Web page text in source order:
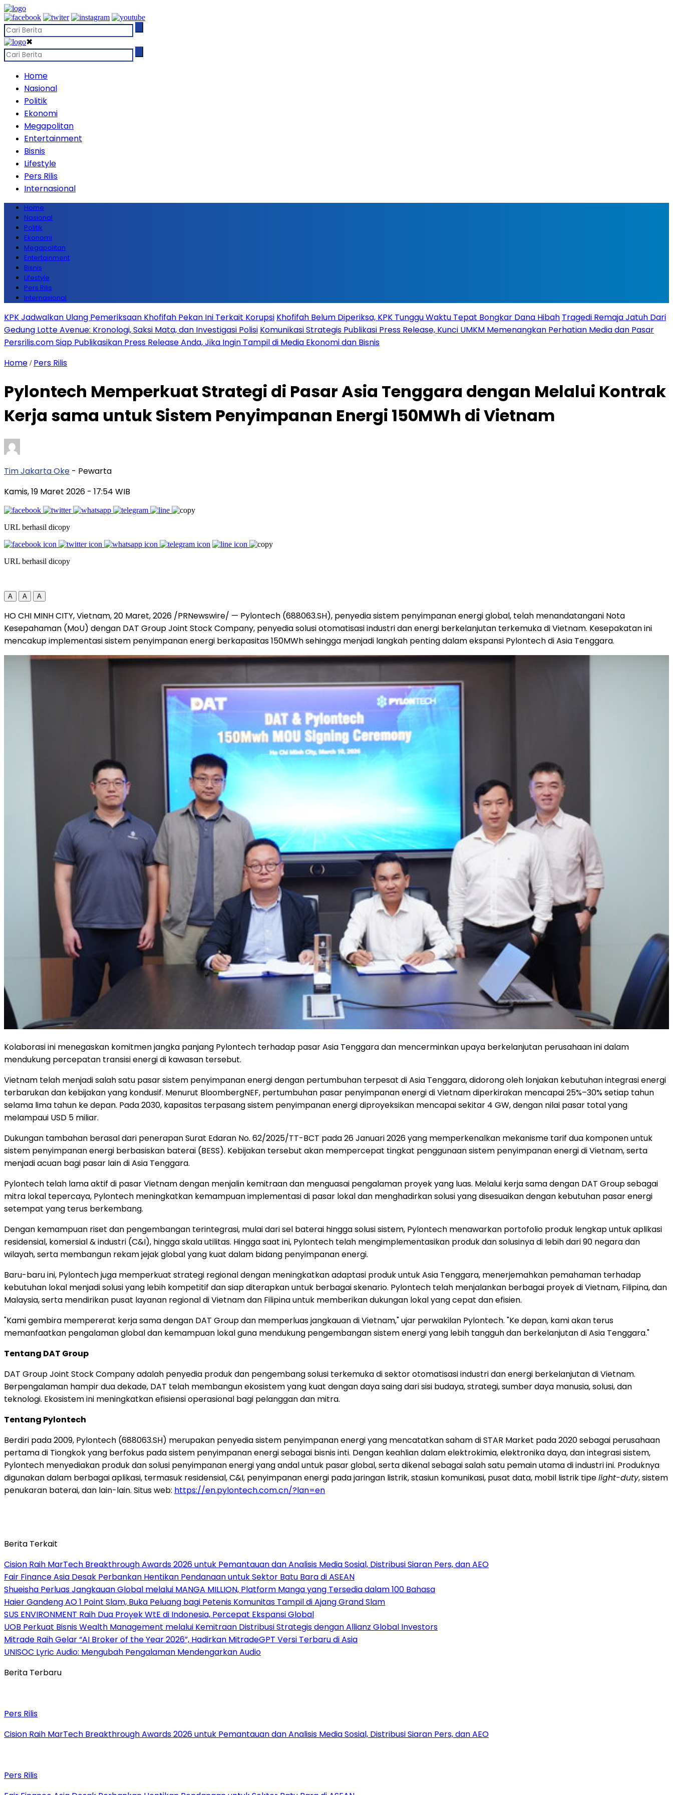
✖
Home
Nasional
Politik
Ekonomi
Megapolitan
Entertainment
Bisnis
Lifestyle
Pers Rilis
Internasional
Home
Nasional
Politik
Ekonomi
Megapolitan
Entertainment
Bisnis
Lifestyle
Pers Rilis
Internasional
KPK Jadwalkan Ulang Pemeriksaan Khofifah Pekan Ini Terkait Korupsi Khofifah Belum Diperiksa, KPK Tunggu Waktu Tepat Bongkar Dana Hibah Tragedi Remaja Jatuh Dari
Gedung Lotte Avenue: Kronologi, Saksi Mata, dan Investigasi Polisi Komunikasi Strategis Publikasi Press Release, Kunci UMKM Memenangkan Perhatian Media dan Pasar
Persrilis.com Siap Publikasikan Press Release Anda, Jika Ingin Tampil di Media Ekonomi dan Bisnis
Home / Pers Rilis
Pylontech Memperkuat Strategi di Pasar Asia Tenggara dengan Melalui Kontrak
Kerja sama untuk Sistem Penyimpanan Energi 150MWh di Vietnam
Tim Jakarta Oke - Pewarta
Kamis, 19 Maret 2026 - 17:54 WIB
URL berhasil dicopy
URL berhasil dicopy
A A A
HO CHI MINH CITY, Vietnam,20 Maret, 2026 /PRNewswire/ — Pylontech (688063.SH), penyedia sistem penyimpanan energi global, telah menandatangani Nota
Kesepahaman (MoU) dengan DAT Group Joint Stock Company, penyedia solusi otomatisasi industri dan energi berkelanjutan terkemuka di Vietnam. Kesepakatan ini
mencakup implementasi sistem penyimpanan energi berkapasitas 150MWh sehingga menjadi langkah penting dalam ekspansi Pylontech di Asia Tenggara.
Kolaborasi ini menegaskan komitmen jangka panjang Pylontech terhadap pasar Asia Tenggara dan mencerminkan upaya berkelanjutan perusahaan ini dalam
mendukung percepatan transisi energi di kawasan tersebut.
Vietnam telah menjadi salah satu pasar sistem penyimpanan energi dengan pertumbuhan terpesat di Asia Tenggara, didorong oleh lonjakan kebutuhan integrasi energi
terbarukan dan kebijakan yang kondusif. Menurut BloombergNEF, pertumbuhan pasar penyimpanan energi di Vietnam diperkirakan mencapai 25%–30% setiap tahun
selama lima tahun ke depan. Pada 2030, kapasitas terpasang sistem penyimpanan energi diproyeksikan mencapai sekitar 4 GW, dengan nilai pasar total yang
melampaui USD 5 miliar.
Dukungan tambahan berasal dari penerapan Surat Edaran No. 62/2025/TT-BCT pada 26 Januari 2026 yang memperkenalkan mekanisme tarif dua komponen untuk
sistem penyimpanan energi berbasiskan baterai (BESS). Kebijakan tersebut akan mempercepat tingkat penggunaan sistem penyimpanan energi di Vietnam, serta
menjadi acuan bagi pasar lain di Asia Tenggara.
Pylontech telah lama aktif di pasar Vietnam dengan menjalin kemitraan dan menguasai pengalaman proyek yang luas. Melalui kerja sama dengan DAT Group sebagai
mitra lokal tepercaya, Pylontech meningkatkan kemampuan implementasi di pasar lokal dan menghadirkan solusi yang disesuaikan dengan kebutuhan pasar energi
setempat yang terus berkembang.
Dengan kemampuan riset dan pengembangan terintegrasi, mulai dari sel baterai hingga solusi sistem, Pylontech menawarkan portofolio produk lengkap untuk aplikasi
residensial, komersial & industri (C&I), hingga skala utilitas. Hingga saat ini, Pylontech telah mengimplementasikan produk dan solusinya di lebih dari 90 negara dan
wilayah, serta membangun rekam jejak global yang kuat dalam bidang penyimpanan energi.
Baru-baru ini, Pylontech juga memperkuat strategi regional dengan meningkatkan adaptasi produk untuk Asia Tenggara, menerjemahkan pemahaman terhadap
kebutuhan lokal menjadi solusi yang lebih kompetitif dan siap diterapkan untuk berbagai skenario. Pylontech telah menjalankan berbagai proyek di Vietnam, Filipina, dan
Malaysia, serta mendirikan pusat layanan regional di Vietnam dan Filipina untuk memberikan dukungan lokal yang cepat dan efisien.
"Kami gembira mempererat kerja sama dengan DAT Group dan memperluas jangkauan di Vietnam," ujar perwakilan Pylontech. "Ke depan, kami akan terus
memanfaatkan pengalaman global dan kemampuan lokal guna mendukung pengembangan sistem energi yang lebih tangguh dan berkelanjutan di Asia Tenggara."
Tentang DAT Group
DAT Group Joint Stock Company adalah penyedia produk dan pengembang solusi terkemuka di sektor otomatisasi industri dan energi berkelanjutan di Vietnam.
Berpengalaman hampir dua dekade, DAT telah membangun ekosistem yang kuat dengan daya saing dari sisi budaya, strategi, sumber daya manusia, solusi, dan
teknologi. Ekosistem ini meningkatkan efisiensi operasional bagi pelanggan dan mitra.
Tentang Pylontech
Berdiri pada 2009, Pylontech (688063.SH) merupakan penyedia sistem penyimpanan energi yang mencatatkan saham di STAR Market pada 2020 sebagai perusahaan
pertama di Tiongkok yang berfokus pada sistem penyimpanan energi sebagai bisnis inti. Dengan keahlian dalam elektrokimia, elektronika daya, dan integrasi sistem,
Pylontech menyediakan produk dan solusi penyimpanan energi yang andal untuk pasar global, serta dikenal sebagai salah satu pemain utama di industri ini. Produknya
digunakan dalam berbagai aplikasi, termasuk residensial, C&I, penyimpanan energi pada jaringan listrik, stasiun komunikasi, pusat data, mobil listrik tipelight-duty, sistem
penukaran baterai, dan lain-lain. Situs web: https://en.pylontech.com.cn/?lan=en
Berita Terkait
Cision Raih MarTech Breakthrough Awards 2026 untuk Pemantauan dan Analisis Media Sosial, Distribusi Siaran Pers, dan AEO
Fair Finance Asia Desak Perbankan Hentikan Pendanaan untuk Sektor Batu Bara di ASEAN
Shueisha Perluas Jangkauan Global melalui MANGA MILLION, Platform Manga yang Tersedia dalam 100 Bahasa
Haier Gandeng AO 1 Point Slam, Buka Peluang bagi Petenis Komunitas Tampil di Ajang Grand Slam
SUS ENVIRONMENT Raih Dua Proyek WtE di Indonesia, Percepat Ekspansi Global
UOB Perkuat Bisnis Wealth Management melalui Kemitraan Distribusi Strategis dengan Allianz Global Investors
Mitrade Raih Gelar “AI Broker of the Year 2026”, Hadirkan MitradeGPT Versi Terbaru di Asia
UNISOC Lyric Audio: Mengubah Pengalaman Mendengarkan Audio
Berita Terbaru
Pers Rilis
Cision Raih MarTech Breakthrough Awards 2026 untuk Pemantauan dan Analisis Media Sosial, Distribusi Siaran Pers, dan AEO
Pers Rilis